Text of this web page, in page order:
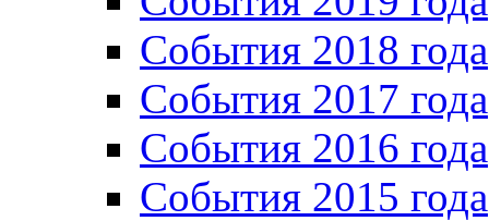
События 2018 года
События 2017 года
События 2016 года
События 2015 года